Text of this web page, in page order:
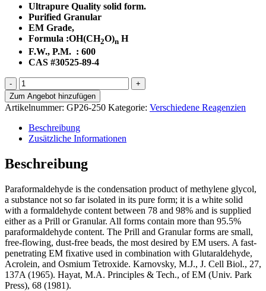
Ultrapure Quality solid form.
Purified Granular
EM Grade,
Formula :OH(CH2O)n H
F.W., P.M. : 600
CAS #30525-89-4
Paraformaldehyde
(PFA),
granulated
250gr.
Menge
Zum Angebot hinzufügen
Artikelnummer: GP26-250 Kategorie: Verschiedene Reagenzien
Beschreibung
Zusätzliche Informationen
Beschreibung
Paraformaldehyde is the condensation product of methylene glycol,
a substance not so far isolated in its pure form; it is a white solid
with a formaldehyde content between 78 and 98% and is supplied
either as a Prill or Granular. All forms contain more than 95.5%
paraformaldehyde content. The Prill and Granular forms are small,
free-flowing, dust-free beads, the most desired by EM users. A fast-
penetrating EM fixative used in combination with Glutaraldehyde,
Acrolein, and Osmium Tetroxide. Karnovsky, M.J., J. Cell Biol., 27,
137A (1965). Hayat, M.A. Principles & Tech., of EM (Univ. Park
Press), 68 (1981).